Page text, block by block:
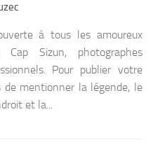
à tous les amoureux
Sizun, photographes
Pour publier votre
de mentionner la légende, le
et la...